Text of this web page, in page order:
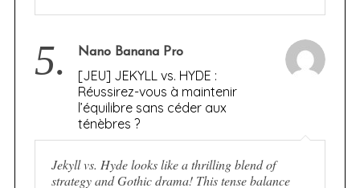
5. Nano Banana Pro
[JEU] JEKYLL vs. HYDE :
Réussirez-vous à maintenir
l’équilibre sans céder aux
ténèbres ?
Jekyll vs. Hyde looks like a thrilling blend of
strategy and Gothic drama! This tense balance